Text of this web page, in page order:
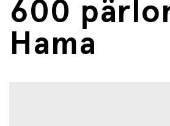
600
Hama